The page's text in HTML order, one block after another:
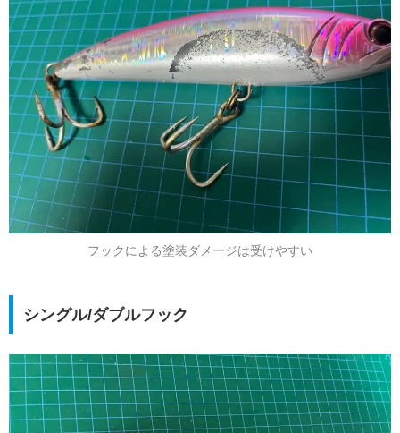
フックによる塗装ダメージは受けやすい
シングル/ダブルフック